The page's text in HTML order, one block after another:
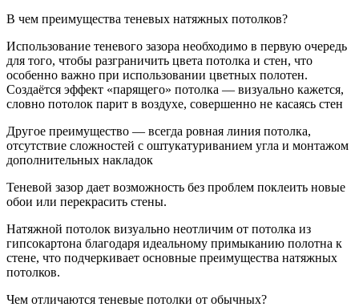
В чем преимущества теневых натяжных потолков?
Использование теневого зазора необходимо в первую очередь
для того, чтобы разграничить цвета потолка и стен, что
особенно важно при использовании цветных полотен.
Создаётся эффект «парящего» потолка — визуально кажется,
словно потолок парит в воздухе, совершенно не касаясь стен
Другое преимущество — всегда ровная линия потолка,
отсутствие сложностей с оштукатуриванием угла и монтажом
дополнительных накладок
Теневой зазор дает возможность без проблем поклеить новые
обои или перекрасить стены.
Натяжной потолок визуально неотличим от потолка из
гипсокартона благодаря идеальному примыканию полотна к
стене, что подчеркивает основные преимущества натяжных
потолков.
Чем отличаются теневые потолки от обычных?